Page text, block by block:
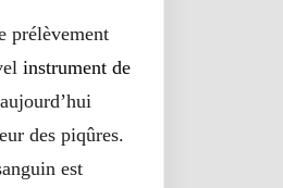
prélèvement
instrument de
des piqûres.
est